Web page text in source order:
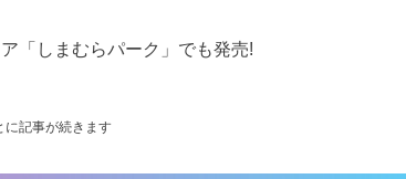
「しまむらパーク」でも発売!
に記事が続きます